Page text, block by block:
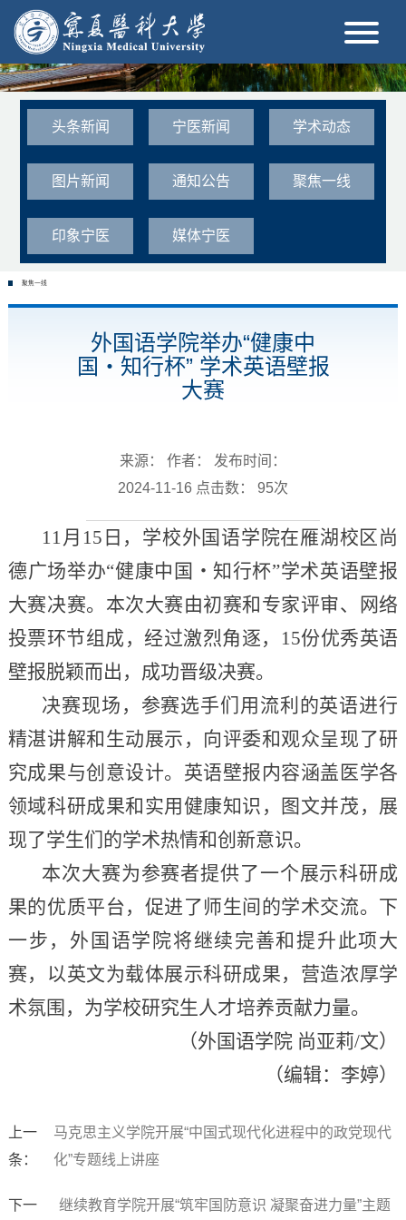
头条新闻 宁医新闻 学术动态
图片新闻 通知公告 聚焦一线
印象宁医 媒体宁医
聚焦一线
外国语学院举办“健康中
国・知行杯” 学术英语壁报
大赛
来源： 作者： 发布时间：
2024-11-16 点击数： 95次
11月15日，学校外国语学院在雁湖校区尚
德广场举办“健康中国・知行杯”学术英语壁报
大赛决赛。本次大赛由初赛和专家评审、网络
投票环节组成，经过激烈角逐，15份优秀英语
壁报脱颖而出，成功晋级决赛。
决赛现场，参赛选手们用流利的英语进行
精湛讲解和生动展示，向评委和观众呈现了研
究成果与创意设计。英语壁报内容涵盖医学各
领域科研成果和实用健康知识，图文并茂，展
现了学生们的学术热情和创新意识。
本次大赛为参赛者提供了一个展示科研成
果的优质平台，促进了师生间的学术交流。下
一步，外国语学院将继续完善和提升此项大
赛，以英文为载体展示科研成果，营造浓厚学
术氛围，为学校研究生人才培养贡献力量。
（外国语学院 尚亚莉/文）
（编辑：李婷）
上一
条：
马克思主义学院开展“中国式现代化进程中的政党现代
化”专题线上讲座
下一 继续教育学院开展“筑牢国防意识 凝聚奋进力量”主题